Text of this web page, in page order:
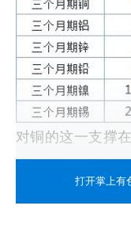
对铜的这一支撑
出口增速放缓，
筑业前景的担忧
打开掌上有